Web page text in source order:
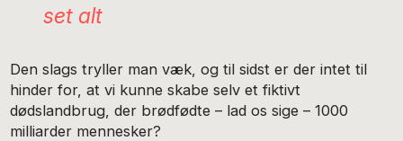
set alt
Den slags tryller man væk, og til sidst er der intet til
hinder for, at vi kunne skabe selv et fiktivt
dødslandbrug, der brødfødte – lad os sige – 1000
milliarder mennesker?